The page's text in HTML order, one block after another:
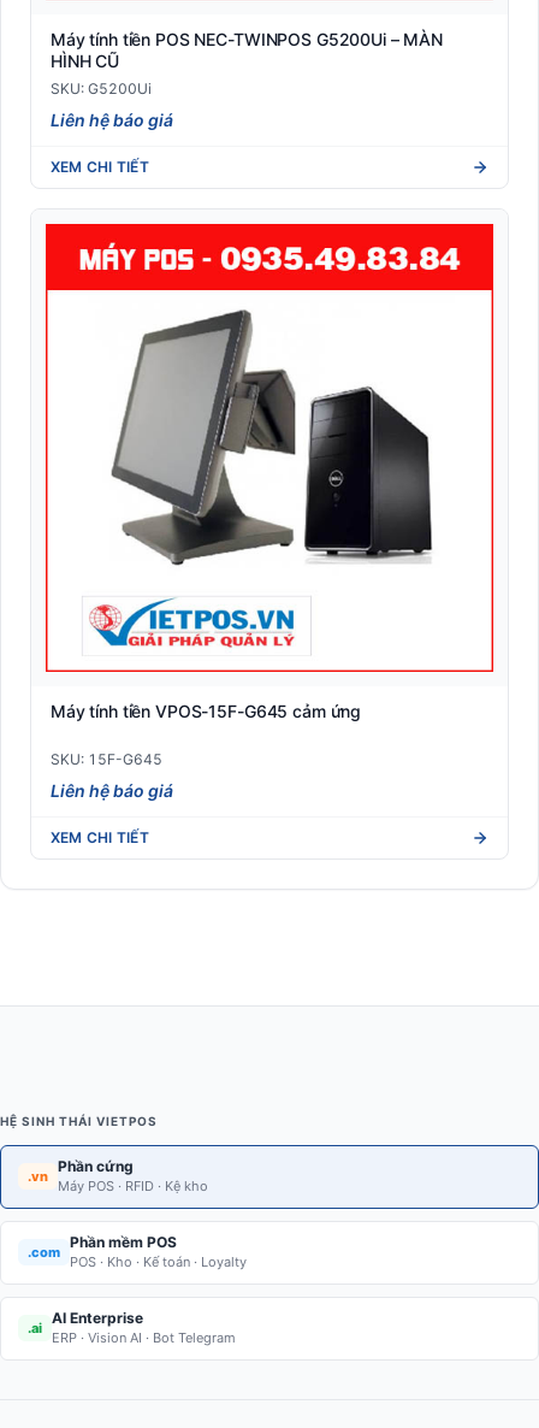
Máy tính tiền POS NEC-TWINPOS G5200Ui – MÀN
HÌNH CŨ
SKU: G5200Ui
Liên hệ báo giá
XEM CHI TIẾT
Máy tính tiền VPOS-15F-G645 cảm ứng
SKU: 15F-G645
Liên hệ báo giá
XEM CHI TIẾT
HỆ SINH THÁI VIETPOS
.vn
Phần cứng
Máy POS · RFID · Kệ kho
.com
Phần mềm POS
POS · Kho · Kế toán · Loyalty
.ai
AI Enterprise
ERP · Vision AI · Bot Telegram